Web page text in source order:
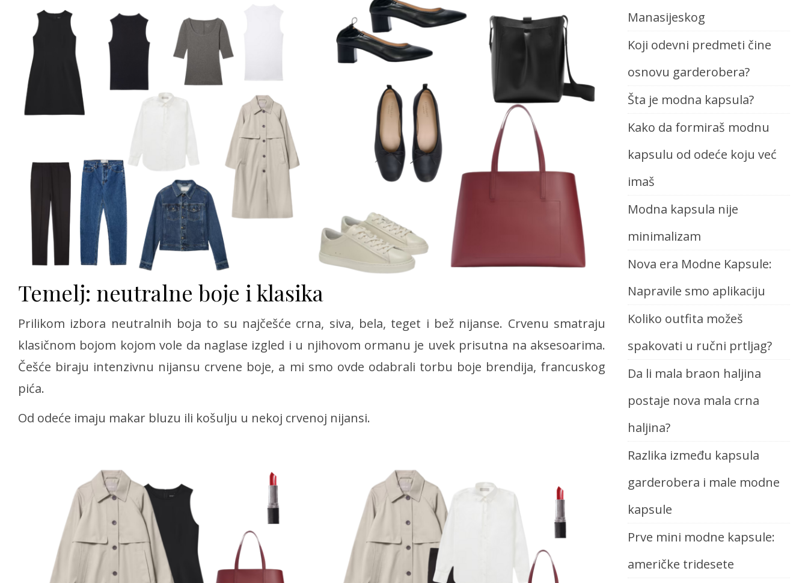
Temelj: neutralne boje i klasika
Prilikom izbora neutralnih boja to su najčešće crna, siva, bela, teget i bež nijanse. Crvenu smatraju
klasičnom bojom kojom vole da naglase izgled i u njihovom ormanu je uvek prisutna na aksesoarima.
Češće biraju intenzivnu nijansu crvene boje, a mi smo ovde odabrali torbu boje brendija, francuskog
pića.
Od odeće imaju makar bluzu ili košulju u nekoj crvenoj nijansi.
Manasijeskog
Koji odevni predmeti čine
osnovu garderobera?
Šta je modna kapsula?
Kako da formiraš modnu
kapsulu od odeće koju već
imaš
Modna kapsula nije
minimalizam
Nova era Modne Kapsule:
Napravile smo aplikaciju
Koliko outfita možeš
spakovati u ručni prtljag?
Da li mala braon haljina
postaje nova mala crna
haljina?
Razlika između kapsula
garderobera i male modne
kapsule
Prve mini modne kapsule:
američke tridesete